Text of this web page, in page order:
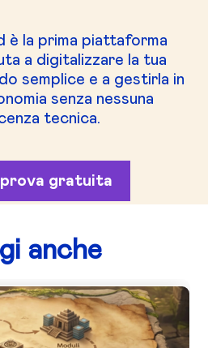
è la prima piattaforma
a digitalizzare la tua
semplice e a gestirla in
senza nessuna
tecnica.
prova gratuita
anche